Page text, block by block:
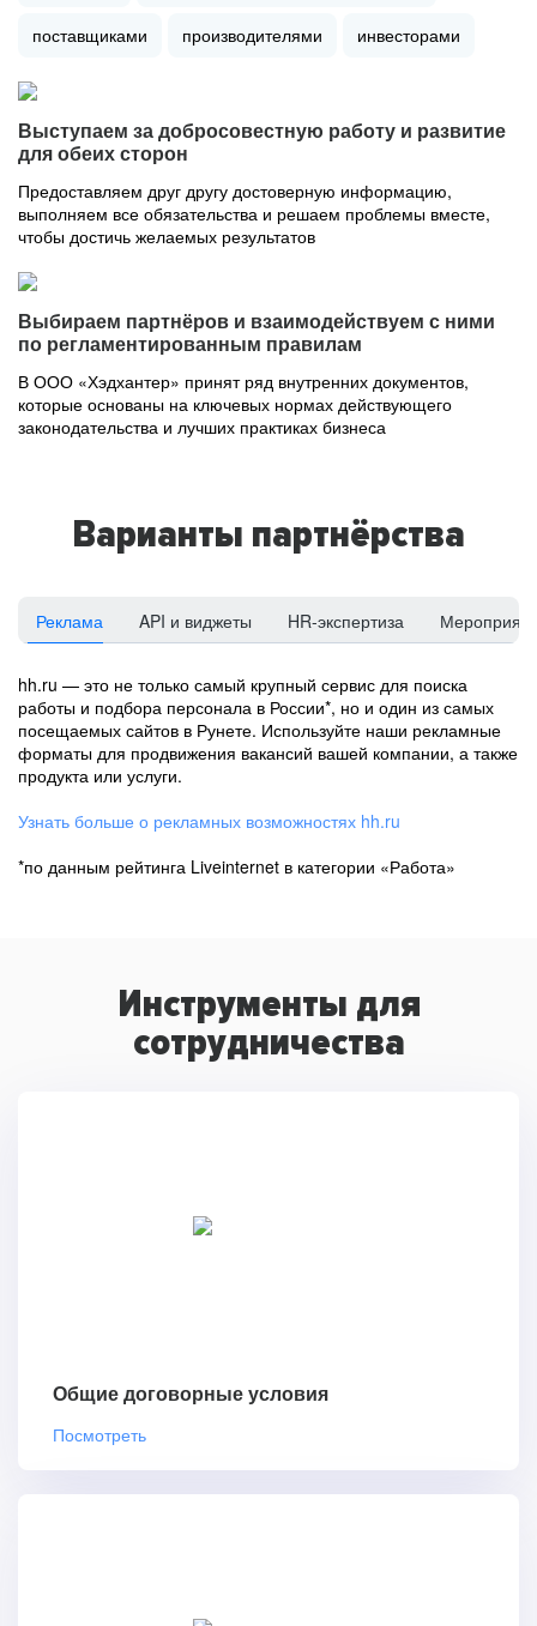
поставщиками производителями инвесторами
Выступаем за добросовестную работу и развитие
для обеих сторон
Предоставляем друг другу достоверную информацию,
выполняем все обязательства и решаем проблемы вместе,
чтобы достичь желаемых результатов
Выбираем партнёров и взаимодействуем с ними
по регламентированным правилам
В ООО «Хэдхантер» принят ряд внутренних документов,
которые основаны на ключевых нормах действующего
законодательства и лучших практиках бизнеса
Варианты партнёрства
Реклама API и виджеты HR-экспертиза
hh.ru — это не только самый крупный сервис для поиска
работы и подбора персонала в России*, но и один из самых
посещаемых сайтов в Рунете. Используйте наши рекламные
форматы для продвижения вакансий вашей компании, а также
продукта или услуги.
Узнать больше о рекламных возможностях hh.ru
*по данным рейтинга Liveinternet в категории «Работа»
Инструменты для
сотрудничества
Общие договорные условия
Посмотреть